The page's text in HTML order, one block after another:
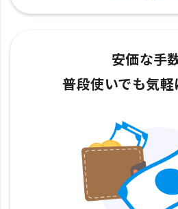
安価な手
普段使いでも気